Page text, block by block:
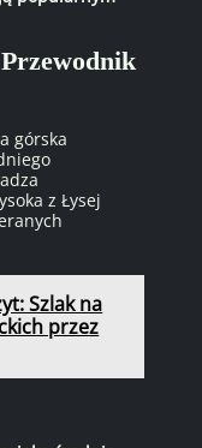
górska
z Łysej
Szlak na
przez